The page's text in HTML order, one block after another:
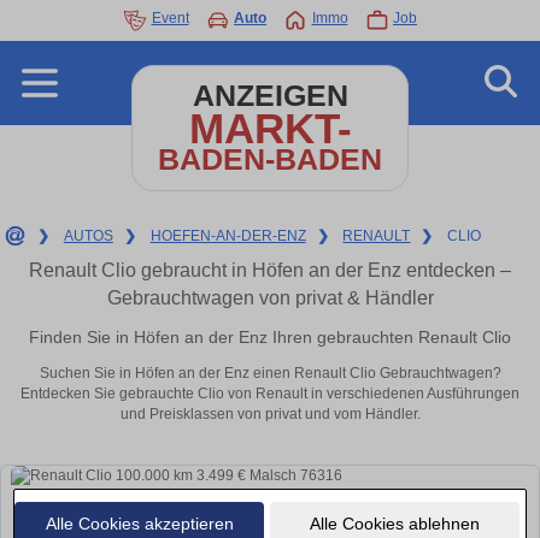
Alle Cookies akzeptieren Alle Cookies ablehnen
Event Auto Immo Job
ANZEIGEN
MARKT-
BADEN-BADEN
❯ AUTOS ❯ HOEFEN-AN-DER-ENZ ❯ RENAULT ❯ CLIO
Renault Clio gebraucht in Höfen an der Enz entdecken –
Gebrauchtwagen von privat & Händler
Finden Sie in Höfen an der Enz Ihren gebrauchten Renault Clio
Suchen Sie in Höfen an der Enz einen Renault Clio Gebrauchtwagen?
Entdecken Sie gebrauchte Clio von Renault in verschiedenen Ausführungen
und Preisklassen von privat und vom Händler.